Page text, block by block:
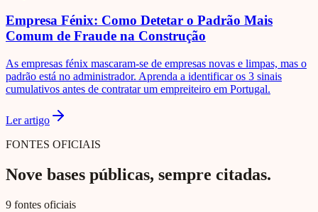
Empresa Fénix: Como Detetar o Padrão Mais
Comum de Fraude na Construção
As empresas fénix mascaram-se de empresas novas e limpas, mas o
padrão está no administrador. Aprenda a identificar os 3 sinais
cumulativos antes de contratar um empreiteiro em Portugal.
Ler artigo
FONTES OFICIAIS
Nove bases públicas, sempre citadas.
9 fontes oficiais